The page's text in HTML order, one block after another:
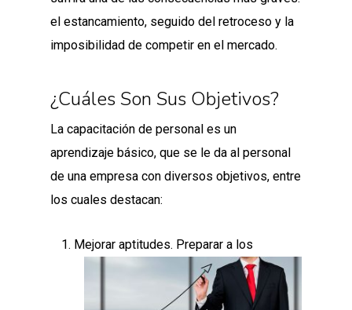
el estancamiento, seguido del retroceso y la
imposibilidad de competir en el mercado.
¿Cuáles Son Sus Objetivos?
La capacitación de personal es un
aprendizaje básico, que se le da al personal
de una empresa con diversos objetivos, entre
los cuales destacan:
Mejorar aptitudes. Preparar a los